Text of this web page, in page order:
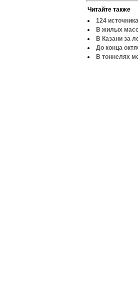
Читайте также
124
В жилых
В Казани за
До конца
В тоннелях